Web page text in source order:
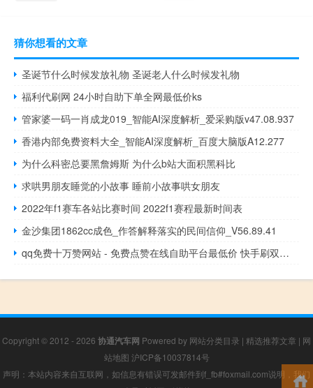
猜你想看的文章
圣诞节什么时候发放礼物 圣诞老人什么时候发礼物
福利代刷网 24小时自助下单全网最低价ks
管家婆一码一肖成龙019_智能AI深度解析_爱采购版v47.08.937
香港内部免费资料大全_智能AI深度解析_百度大脑版A12.277
为什么科密总要黑詹姆斯 为什么b站大面积黑科比
求哄男朋友睡觉的小故事 睡前小故事哄女朋友
2022年f1赛车各站比赛时间 2022f1赛程最新时间表
金沙集团1862cc成色_作答解释落实的民间信仰_V56.89.41
qq免费十万赞网站 - 免费点赞在线自助平台最低价 快手刷双击0.01元100个双击ks小熊
Copyright © 2012 - 2026 协通汽车网 Powered by 网站分类目录 | 精选推荐文章 | 网
站地图 沪ICP备10037814号
声明：本站内容来自互联网，如信息有错误可发邮件到f_fb#foxmail.com说明，我们